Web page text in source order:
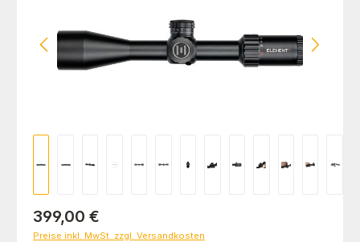
Regulärer Preis:
399,00 €
Preise inkl. MwSt. zzgl. Versandkosten